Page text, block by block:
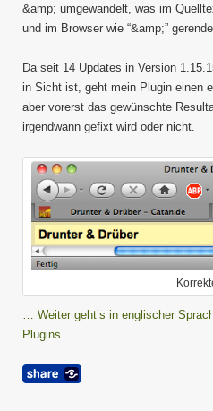
&amp; umgewandelt, was im
und im Browser wie “&amp;”
Da seit 14 Updates in Version
in Sicht ist, geht mein Plugin einen
aber vorerst das gewünschte
irgendwann gefixt wird oder nicht.
… Weiter geht’s in englischer
Plugins …